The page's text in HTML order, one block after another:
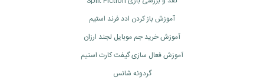
آموزش باز کردن ادد فرند استیم
آموزش خرید جم موبایل لجند ارزان
آموزش فعال سازی گیفت کارت استیم
گردونه شانس